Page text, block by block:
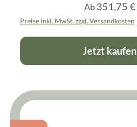
Regulärer Preis:
Ab351,75 €
Preise inkl. MwSt. zzgl. Versandkosten
Jetzt kaufen